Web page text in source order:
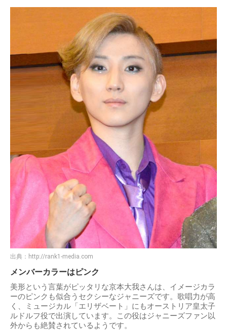
出典： http://rank1-media.com
メンバーカラーはピンク
美形という言葉がピッタリな京本大我さんは、イメージカラ
ーのピンクも似合うセクシーなジャニーズです。歌唱力が高
く、ミュージカル「エリザベート」にもオーストリア皇太子
ルドルフ役で出演しています。この役はジャニーズファン以
外からも絶賛されているようです。